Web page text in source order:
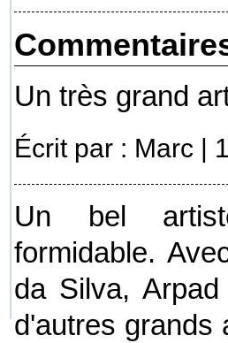
Un très grand
Écrit par : Marc |
Un bel
formidable.
da Silva,
d'autres grands